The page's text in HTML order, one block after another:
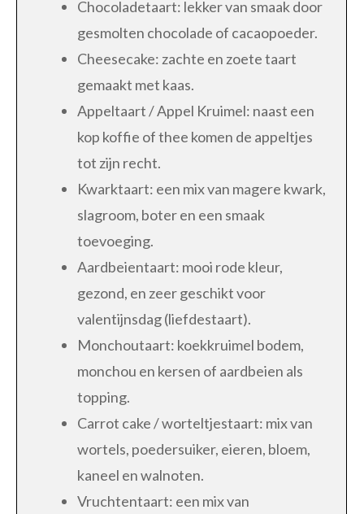
Chocoladetaart: lekker van smaak door
gesmolten chocolade of cacaopoeder.
Cheesecake: zachte en zoete taart
gemaakt met kaas.
Appeltaart / Appel Kruimel: naast een
kop koffie of thee komen de appeltjes
tot zijn recht.
Kwarktaart: een mix van magere kwark,
slagroom, boter en een smaak
toevoeging.
Aardbeientaart: mooi rode kleur,
gezond, en zeer geschikt voor
valentijnsdag (liefdestaart).
Monchoutaart: koekkruimel bodem,
monchou en kersen of aardbeien als
topping.
Carrot cake / worteltjestaart: mix van
wortels, poedersuiker, eieren, bloem,
kaneel en walnoten.
Vruchtentaart: een mix van